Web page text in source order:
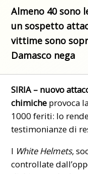
Almeno 40 sono
un sospetto
vittime sono
Damasco nega
SIRIA – nuovo
chimiche provoca
1000 feriti: lo
testimonianze di
I White Helmets,
controllate